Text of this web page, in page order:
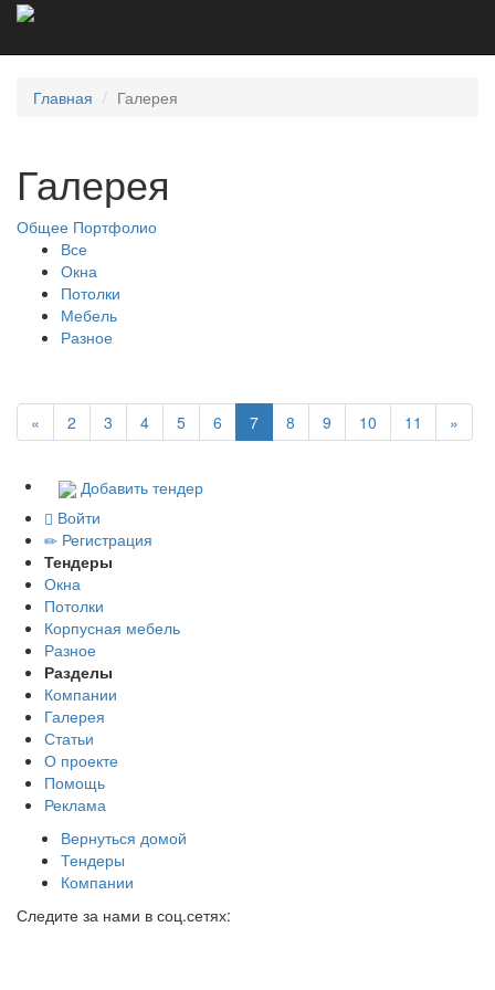
Главная Галерея
Галерея
Общее Портфолио
Все
Окна
Потолки
Мебель
Разное
« 2 3 4 5 6 7 8 9 10 11 »
Добавить тендер
Войти
Регистрация
Тендеры
Окна
Потолки
Корпусная мебель
Разное
Разделы
Компании
Галерея
Статьи
О проекте
Помощь
Реклама
Вернуться домой
Тендеры
Компании
Следите за нами в соц.сетях: